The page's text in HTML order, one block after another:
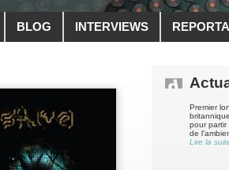
BLOG INTERVIEWS
Premier
pour partir
de
Lire la